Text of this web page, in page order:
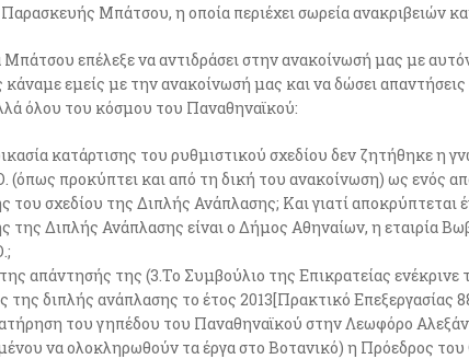
Μπάτσου, η οποία περιέχει σωρεία ανακριβειών
Μπάτσου επέλεξε να αντιδράσει στην ανακοίνωσή μας με
εμείς με την ανακοίνωσή μας και να δώσει
όλου του κόσμου του Παναθηναϊκού:
κατάρτισης του ρυθμιστικού σχεδίου δεν ζητήθηκε η
(όπως προκύπτει και από τη δική του ανακοίνωση) ως ενός
του σχεδίου της Διπλής Ανάπλασης; Και γιατί αποκρύπτεται
της Διπλής Ανάπλασης είναι ο Δήμος Αθηναίων, η εταιρία
απάντησής της (3.Το Συμβούλιο της Επικρατείας ενέκρινε
της διπλής ανάπλασης το έτος 2013[Πρακτικό Επεξεργασίας
του γηπέδου του Παναθηναϊκού στην Λεωφόρο
να ολοκληρωθούν τα έργα στο Βοτανικό) η Πρόεδρος